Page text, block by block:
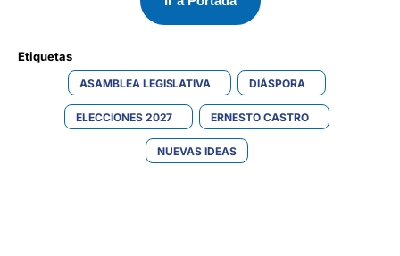
Etiquetas
ASAMBLEA LEGISLATIVA DIÁSPORA
ELECCIONES 2027 ERNESTO CASTRO
NUEVAS IDEAS